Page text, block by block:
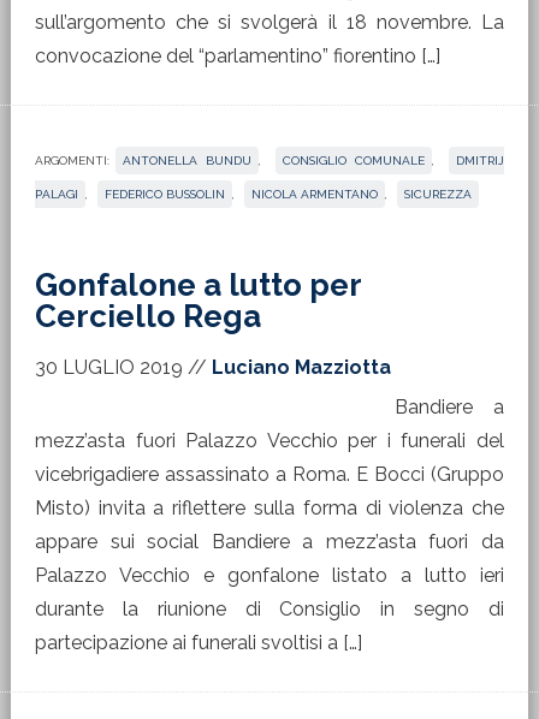
sull’argomento che si svolgerà il 18 novembre. La
convocazione del “parlamentino” fiorentino […]
ARGOMENTI: ANTONELLA BUNDU CONSIGLIO COMUNALE DMITRIJ
PALAGI FEDERICO BUSSOLIN NICOLA ARMENTANO SICUREZZA
Gonfalone a lutto per
Cerciello Rega
30 LUGLIO 2019 // Luciano Mazziotta
Bandiere a
mezz’asta fuori Palazzo Vecchio per i funerali del
vicebrigadiere assassinato a Roma. E Bocci (Gruppo
Misto) invita a riflettere sulla forma di violenza che
appare sui social Bandiere a mezz’asta fuori da
Palazzo Vecchio e gonfalone listato a lutto ieri
durante la riunione di Consiglio in segno di
partecipazione ai funerali svoltisi a […]